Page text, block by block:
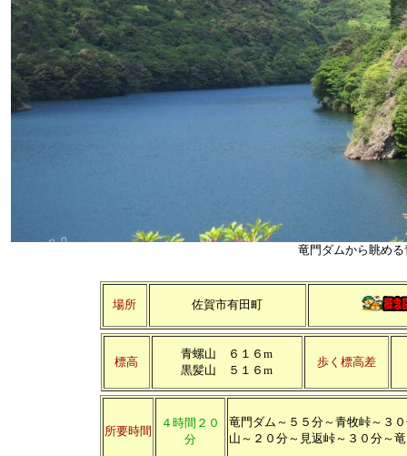
竜門ダムから眺める
場所 佐賀市有田町
標高
青螺山 ６１６m
黒髪山 ５１６m
歩く標高差
所要時間
４時間２０
分
竜門ダム～５５分～青牧峠～３
山 ～２０分～見返峠～３０分～